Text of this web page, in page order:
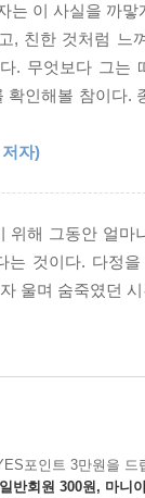
…… 이 모두는 작
을 안고 삶을 견
왔을 어떤 시절
기설기 연관을
기를 얻었다.
커피와 나만의
다정 백과는 이토
로 해요.
는 이 사실을 까
, 친한 것처럼
. 무엇보다 그는
인해볼 참이다.
자)
위해 그동안 얼
는 것이다. 다정
울며 숨죽였던
포인트 3만원을 드
일반회원 300원, 마니